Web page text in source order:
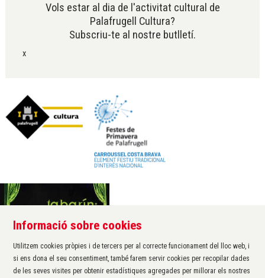
Vols estar al dia de l'activitat cultural de
Palafrugell Cultura?
Subscriu-te al nostre butlletí.
x
Àrea de cultura de l'Ajuntament de Palafrugell
Carrer Santa Margarida, 1
17200 Palafrugell
972 611 172 ·
cultura@palafrugell.cat
Informació sobre cookies
Utilitzem cookies pròpies i de tercers per al correcte funcionament del lloc web, i
si ens dona el seu consentiment, també farem servir cookies per recopilar dades
de les seves visites per obtenir estadístiques agregades per millorar els nostres